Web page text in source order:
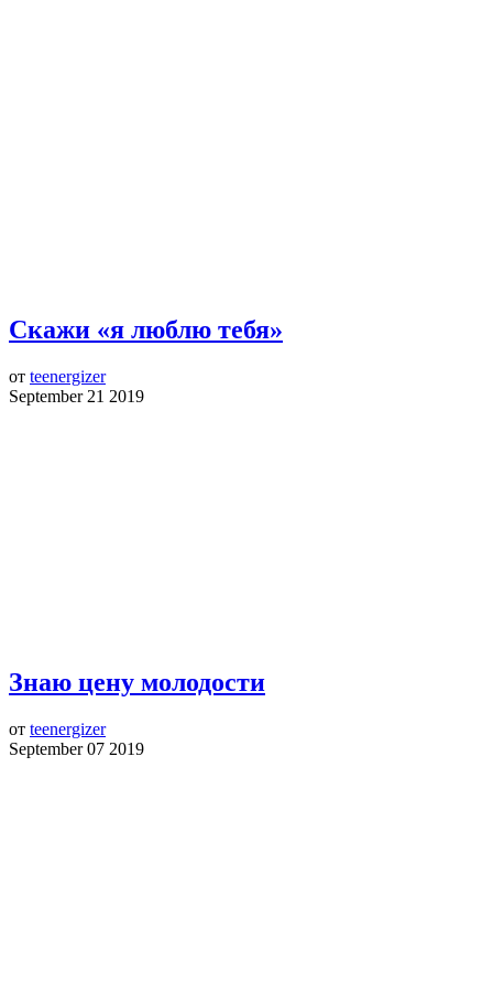
Скажи «я люблю тебя»
от teenergizer
September 21 2019
Знаю цену молодости
от teenergizer
September 07 2019